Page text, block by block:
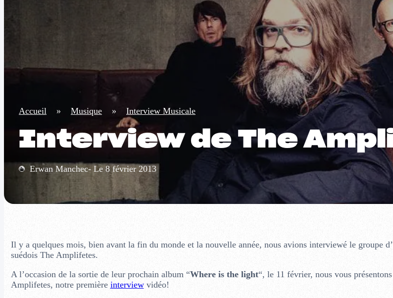
Accueil » Musique » Interview Musicale
Interview de The
Erwan Manchec- Le 8 février 2013
Il y a quelques mois, bien avant la fin du monde et la nouvelle année, nous avions interviewé le groupe
suédois The Amplifetes.
A l’occasion de la sortie de leur prochain album “Where is the light“, le 11 février, nous vous
Amplifetes, notre première interviewvidéo!